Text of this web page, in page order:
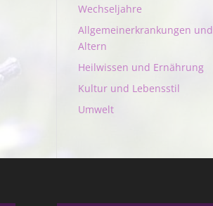
Wechseljahre
Allgemeinerkrankungen und
Altern
Heilwissen und Ernährung
Kultur und Lebensstil
Umwelt